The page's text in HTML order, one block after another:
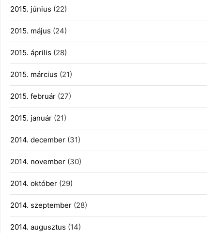
2015. június (22)
2015. május (24)
2015. április (28)
2015. március (21)
2015. február (27)
2015. január (21)
2014. december (31)
2014. november (30)
2014. október (29)
2014. szeptember (28)
2014. augusztus (14)